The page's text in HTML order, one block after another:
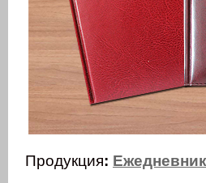
Продукция: